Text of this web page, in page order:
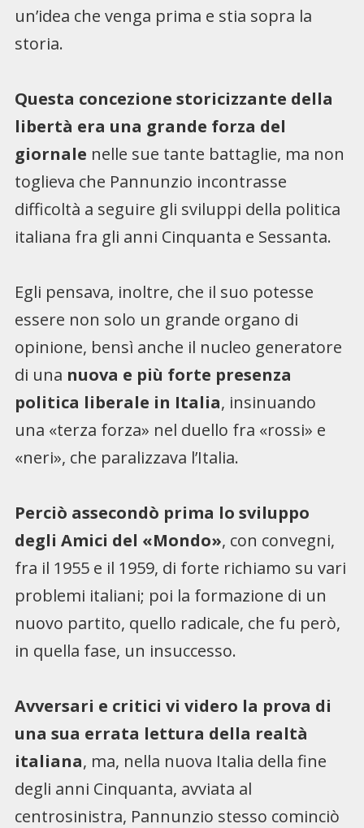
un’idea che venga prima e stia sopra la
storia.
Questa concezione storicizzante della
libertà era una grande forza del
giornale nelle sue tante battaglie, ma non
toglieva che Pannunzio incontrasse
difficoltà a seguire gli sviluppi della politica
italiana fra gli anni Cinquanta e Sessanta.
Egli pensava, inoltre, che il suo potesse
essere non solo un grande organo di
opinione, bensì anche il nucleo generatore
di una nuova e più forte presenza
politica liberale in Italia, insinuando
una «terza forza» nel duello fra «rossi» e
«neri», che paralizzava l’Italia.
Perciò assecondò prima lo sviluppo
degli Amici del «Mondo», con convegni,
fra il 1955 e il 1959, di forte richiamo su vari
problemi italiani; poi la formazione di un
nuovo partito, quello radicale, che fu però,
in quella fase, un insuccesso.
Avversari e critici vi videro la prova di
una sua errata lettura della realtà
italiana, ma, nella nuova Italia della fine
degli anni Cinquanta, avviata al
centrosinistra, Pannunzio stesso cominciò